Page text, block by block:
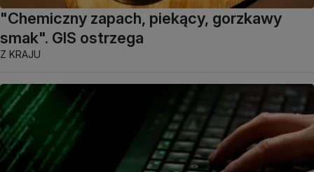
"Chemiczny zapach, piekący, gorzkawy
smak". GIS ostrzega
Z KRAJU